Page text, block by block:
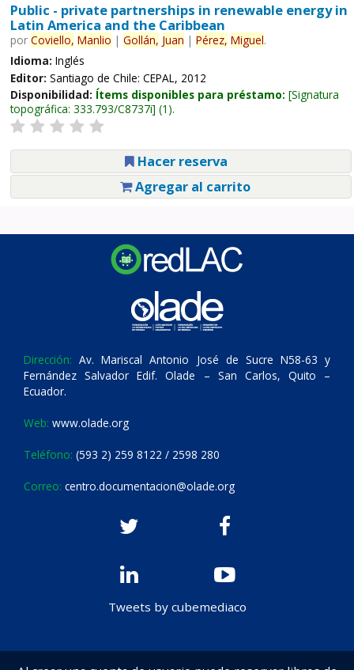
Public - private partnerships in renewable energy in
Latin America and the Caribbean
por Coviello, Manlio | Gollán, Juan | Pérez, Miguel.
Idioma: Inglés
Editor: Santiago de Chile: CEPAL, 2012
Disponibilidad: Ítems disponibles para préstamo: Signatura
topográfica: 333.793/C8737i (1).
Hacer reserva
Agregar al carrito
Dirección: Av. Mariscal Antonio José de Sucre N58-63 y
Fernández Salvador Edif. Olade – San Carlos, Quito –
Ecuador.
Web: www.olade.org
Teléfono: (593 2) 259 8122 / 2598 280
Correo: centro.documentacion@olade.org
Tweets by cubemediaco